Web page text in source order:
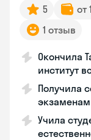
5 от
1 отзыв
Окончила
институт
Получила
экзаменам
Учила